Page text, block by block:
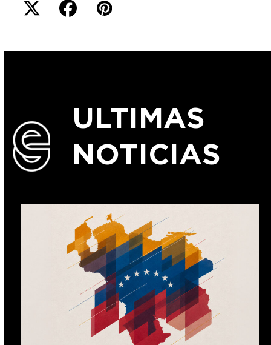
ULTIMAS
NOTICIAS